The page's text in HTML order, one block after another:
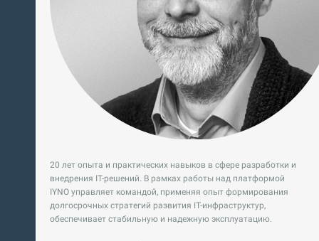
20 лет опыта и практических навыков в сфере разработки и
внедрения IT-решений. В рамках работы над платформой
IYNO управляет командой, применяя опыт формирования
долгосрочных стратегий развития IT-инфраструктур,
обеспечивает стабильную и надежную эксплуатацию.